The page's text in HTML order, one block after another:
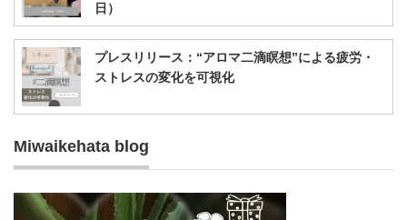
日）
プレスリリース：“アロマ二滴瞑想”による疲労・
ストレスの変化を可視化
Miwaikehata blog